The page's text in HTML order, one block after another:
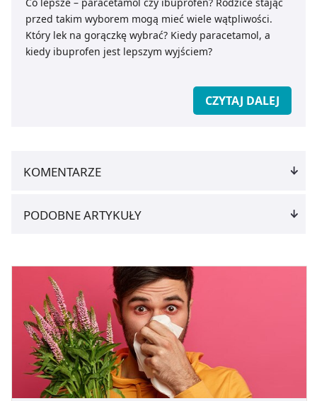
Co lepsze – paracetamol czy ibuprofen? Rodzice stając
przed takim wyborem mogą mieć wiele wątpliwości.
Który lek na gorączkę wybrać? Kiedy paracetamol, a
kiedy ibuprofen jest lepszym wyjściem?
CZYTAJ DALEJ
KOMENTARZE
PODOBNE ARTYKUŁY